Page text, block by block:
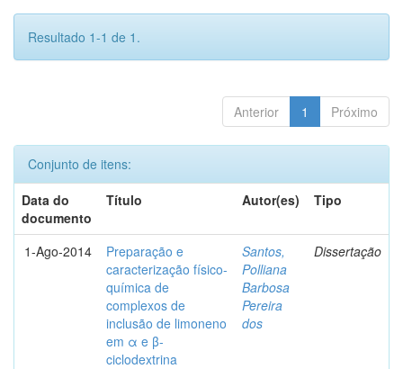
Resultado 1-1 de 1.
Anterior 1 Próximo
Conjunto de itens:
Data do
documento
Título Autor(es) Tipo
1-Ago-2014
Preparação e
caracterização físico-
química de
complexos de
inclusão de limoneno
em α e β-
ciclodextrina
Santos,
Polliana
Barbosa
Pereira
dos
Dissertação